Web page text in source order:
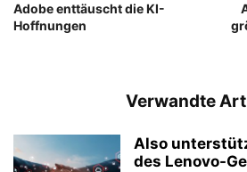
Adobe enttäuscht die KI-
Hoffnungen
Verwandte
Also
des Lenovo-